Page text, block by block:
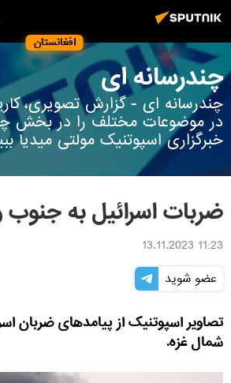
افغانستان
چندرسانه ای
چندرسانه ای - گزارش تصویری،
در موضوعات مختلف را در بخش
خبرگزاری اسپوتنیک مولتی میدیا
ضربات اسرائیل به
11:23 13.11.2023
عضو شوید
تصاویر اسپوتنیک از پیامدهای ضربان
شمال غزه.